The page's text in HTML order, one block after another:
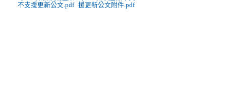
不支援更新公文.pdf
援更新公文附件.pdf